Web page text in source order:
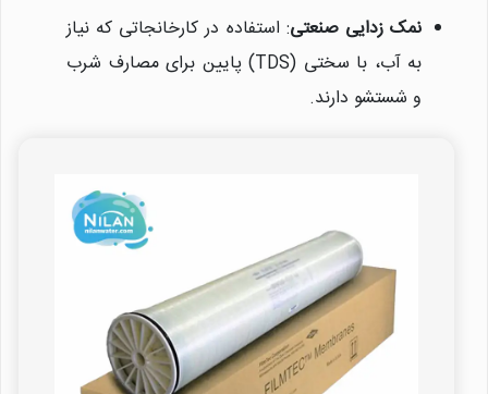
نمک زدایی صنعتی: استفاده در کارخانجاتی که نیاز
به آب، با سختی (TDS) پایین برای مصارف شرب
و شستشو دارند.